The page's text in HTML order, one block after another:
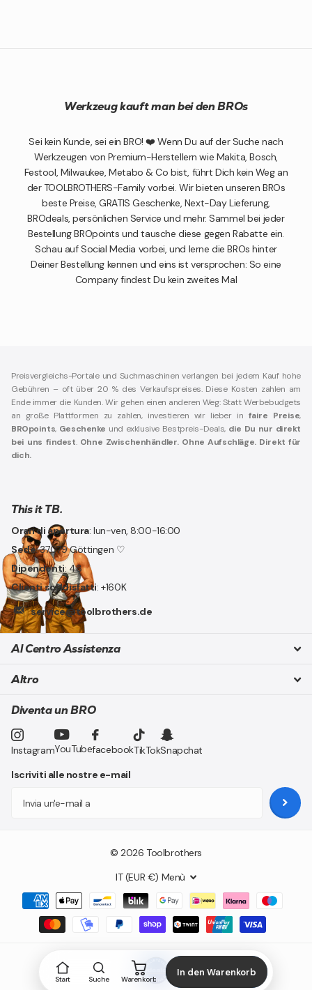
Werkzeug kauft man bei den BROs
Sei kein Kunde, sei ein BRO! ❤️ Wenn Du auf der Suche nach
Werkzeugen von Premium-Herstellern wie Makita, Bosch,
Festool, Milwaukee, Metabo & Co bist, führt Dich kein Weg an
der TOOLBROTHERS-Family vorbei. Wir bieten unseren BROs
beste Preise, GRATIS Geschenke, Next-Day Lieferung,
BROdeals, persönlichen Service und mehr. Sammel bei jeder
Bestellung BROpoints und tausche diese gegen Rabatte ein.
Schau auf Social Media vorbei, und lerne die BROs hinter
Deiner Bestellung kennen und eins ist versprochen: So eine
Company findest Du kein zweites Mal
Preisvergleichs-Portale und Suchmaschinen verlangen bei jedem Kauf hohe
Gebühren – oft über 20 % des Verkaufspreises. Diese Kosten zahlen am
Ende immer die Kunden. Wir gehen einen anderen Weg: Statt Werbebudgets
an große Plattformen zu zahlen, investieren wir lieber in faire Preise,
BROpoints, Geschenke und exklusive Bestpreis-Deals, die Du nur direkt
bei uns findest. Ohne Zwischenhändler. Ohne Aufschläge. Direkt für
dich.
This it TB.
Orari di apertura: lun-ven, 8:00-16:00
Sede: 37079 Göttingen ♡
Dipendenti: 48
Clienti soddisfatti: +160K
service@toolbrothers.de
Al Centro Assistenza
Altro
Diventa un BRO
InstagramYouTubefacebookTikTokSnapchat
Iscriviti alle nostre e-mail
©2026 Toolbrothers
IT (EUR €) Menù
Start Suche Warenkorb
In den Warenkorb